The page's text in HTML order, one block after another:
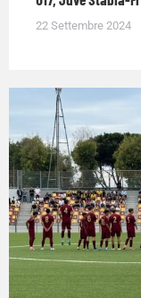
22 Settembre 2024